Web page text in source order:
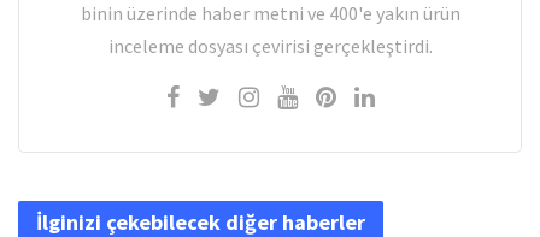
binin üzerinde haber metni ve 400'e yakın ürün
inceleme dosyası çevirisi gerçekleştirdi.
İlginizi çekebilecek diğer haberler